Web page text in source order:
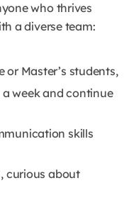
who thrives
a diverse team:
Master’s students,
week and continue
skills
curious about